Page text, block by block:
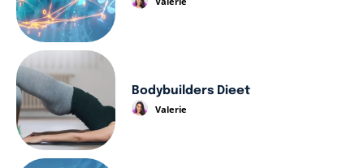
Bodybuilders Dieet
Valerie